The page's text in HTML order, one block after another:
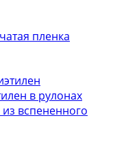
пленка
в рулонах
вспененного